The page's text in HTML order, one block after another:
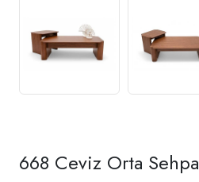
668 Ceviz Orta Sehpa